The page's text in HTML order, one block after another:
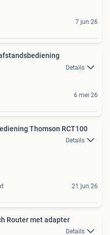
7 jun 26
Details
6 mei 26
Thomson RCT100
Details
21 jun 26
Router met adapter
Details